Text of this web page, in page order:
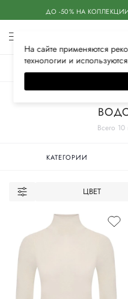
ДО -50% НА
Всего
КАТЕГОРИИ
ЦВЕТ
На сайте применяются
технологии и